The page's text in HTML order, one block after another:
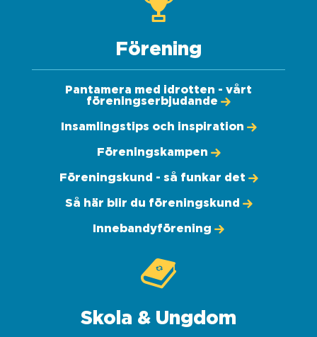
Förening
Pantamera med idrotten - vårt
föreningserbjudande
Insamlingstips och inspiration
Föreningskampen
Föreningskund - så funkar det
Så här blir du föreningskund
Innebandyförening
Skola & Ungdom